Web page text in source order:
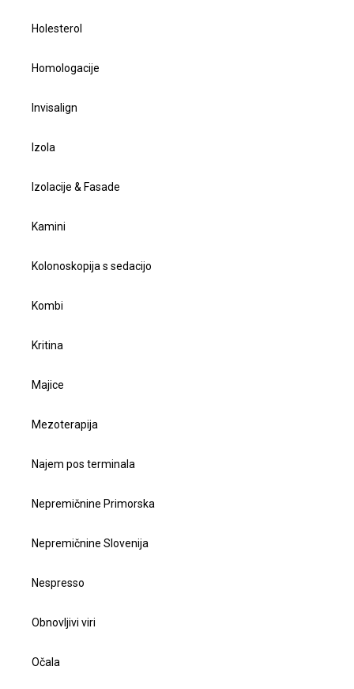
Holesterol
Homologacije
Invisalign
Izola
Izolacije & Fasade
Kamini
Kolonoskopija s sedacijo
Kombi
Kritina
Majice
Mezoterapija
Najem pos terminala
Nepremičnine Primorska
Nepremičnine Slovenija
Nespresso
Obnovljivi viri
Očala